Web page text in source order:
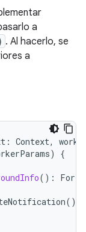
a
. Al hacerlo, se
a
: Context,
) {
():
()